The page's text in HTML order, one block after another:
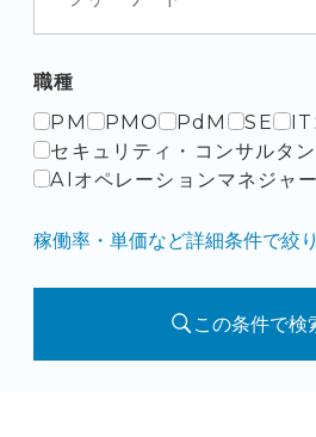
お役立ちコンテンツ
法人の方はこちら
職種
PM
PMO PdM SE
IT
セキュリティ・コンサルタン
AIオペレーションマネジャー
稼働率・単価など詳細条件で絞
この条件で検